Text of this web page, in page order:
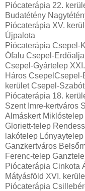
Piócaterápia 22.
Budatétény
Piócaterápia XV.
Újpalota
Piócaterápia Csepel-
Ófalu Csepel-
Csepel-Gyártelep
Háros
kerület Csepel-
Piócaterápia 18.
Szent Imre-kertváros
Almáskert
Gloriett-telep
lakótelep
Ganzkertváros
Ferenc-telep
Piócaterápia Cinkota
Mátyásföld XVI.
Piócaterápia